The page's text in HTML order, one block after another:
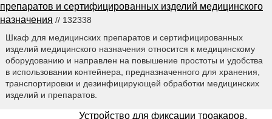
препаратов и сертифицированных изделий медицинского
назначения // 132338
Шкаф для медицинских препаратов и сертифицированных
изделий медицинского назначения относится к медицинскому
оборудованию и направлен на повышение простоты и удобства
в использовании контейнера, предназначенного для хранения,
транспортировки и дезинфицирующей обработки медицинских
изделий и препаратов.
Устройство для фиксации троакаров,